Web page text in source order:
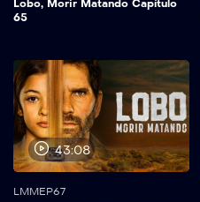
Lobo, Morir Matando Capítulo
65
43:08
LMMEP67